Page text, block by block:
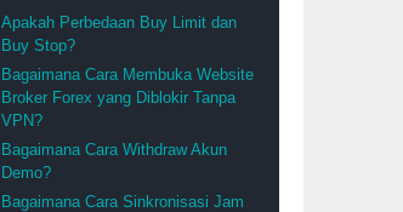
Apakah Perbedaan Buy Limit dan
Buy Stop?
Bagaimana Cara Membuka Website
Broker Forex yang Diblokir Tanpa
VPN?
Bagaimana Cara Withdraw Akun
Demo?
Bagaimana Cara Sinkronisasi Jam